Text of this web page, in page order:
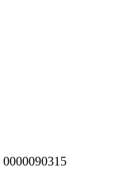
0000090315